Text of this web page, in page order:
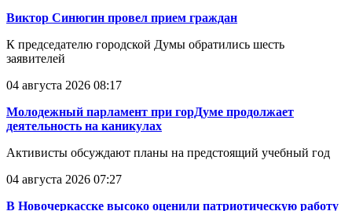
Виктор Синюгин провел прием граждан
К председателю городской Думы обратились шесть
заявителей
04 августа 2026 08:17
Молодежный парламент при горДуме продолжает
деятельность на каникулах
Активисты обсуждают планы на предстоящий учебный год
04 августа 2026 07:27
В Новочеркасске высоко оценили патриотическую работу